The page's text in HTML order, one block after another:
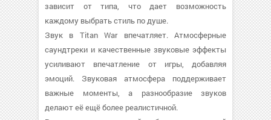
зависит от типа, что дает возможность
каждому выбрать стиль по душе.
Звук в Titan War впечатляет. Атмосферные
саундтреки и качественные звуковые эффекты
усиливают впечатление от игры, добавляя
эмоций. Звуковая атмосфера поддерживает
важные моменты, а разнообразие звуков
делают её ещё более реалистичной.